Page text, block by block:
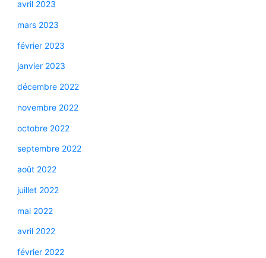
avril 2023
mars 2023
février 2023
janvier 2023
décembre 2022
novembre 2022
octobre 2022
septembre 2022
août 2022
juillet 2022
mai 2022
avril 2022
février 2022